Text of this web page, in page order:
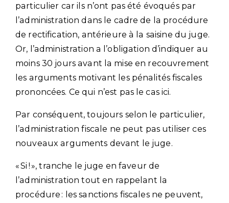
particulier car ils n’ont pas été évoqués par
l’administration dans le cadre de la procédure
de rectification, antérieure à la saisine du juge.
Or, l’administration a l’obligation d’indiquer au
moins 30 jours avant la mise en recouvrement
les arguments motivant les pénalités fiscales
prononcées. Ce qui n’est pas le cas ici.
Par conséquent, toujours selon le particulier,
l’administration fiscale ne peut pas utiliser ces
nouveaux arguments devant le juge.
« Si ! », tranche le juge en faveur de
l’administration tout en rappelant la
procédure : les sanctions fiscales ne peuvent,